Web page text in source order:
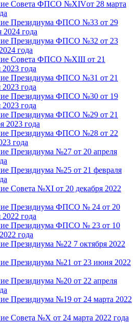
Совета ФПСО №XIVот 28 марта
Президиума ФПСО №33 от 29
2024 года
Президиума ФПСО №32 от 23
года
Совета ФПСО №XIII от 21
2023 года
Президиума ФПСО №31 от 21
2023 года
Президиума ФПСО №30 от 19
2023 года
Президиума ФПСО №29 от 21
2023 года
Президиума ФПСО №28 от 22
года
Президиума №27 от 20 апреля
Президиума №25 от 21 февраля
Совета №XI от 20 декабря 2022
Президиума ФПСО № 24 от 20
2022 года
Президиума ФПСО № 23 от 10
года
Президиума №22 7 октября 2022
Президиума №21 от 23 июня 2022
Президиума №20 от 22 апреля
Президиума №19 от 24 марта 2022
Совета №X от 24 марта 2022 года